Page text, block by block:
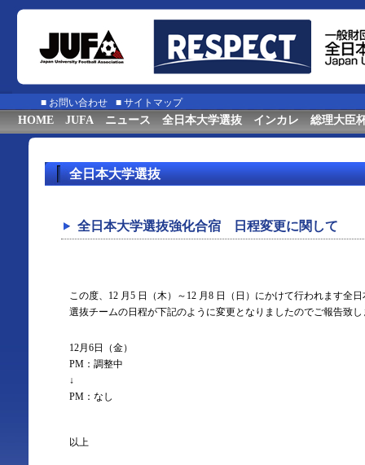
■ お問い合わせ ■ サイトマップ
HOME JUFA ニュース 全日本大学選抜 インカレ 総理大臣
全日本大学選抜
全日本大学選抜強化合宿 日程変更に関して
この度、12 月5 日（木）～12 月8 日（日）にかけて行われます全
選抜チームの日程が下記のように変更となりましたのでご報告致し
12月6日（金）
PM：調整中
↓
PM：なし
以上